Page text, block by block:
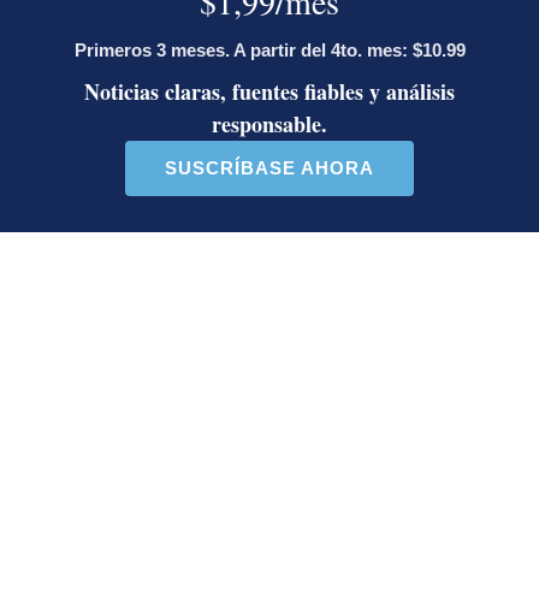
Onda tropical N.° 30 llegará a Costa
Rica este lunes: estas serán las
aguaceros
Artículos de tendencia